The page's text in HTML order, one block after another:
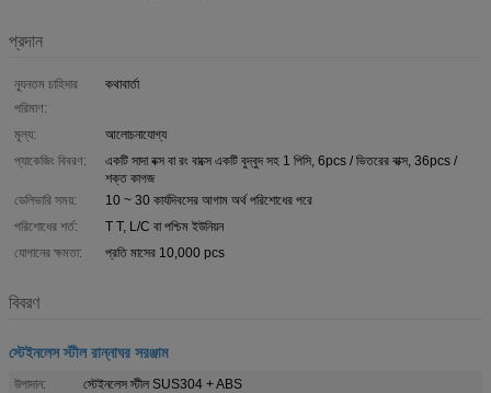
প্রদান
ন্যূনতম চাহিদার
পরিমাণ:
কথাবার্তা
মূল্য:
আলোচনাযোগ্য
প্যাকেজিং বিবরণ:
একটি সাদা বক্স বা রং বাক্সে একটি বুদ্বুদ সহ 1 পিসি, 6pcs / ভিতরের বাক্স, 36pcs /
শক্ত কাগজ
ডেলিভারি সময়:
10 ~ 30 কার্যদিবসের আগাম অর্থ পরিশোধের পরে
পরিশোধের শর্ত:
T T, L/C বা পশ্চিম ইউনিয়ন
যোগানের ক্ষমতা:
প্রতি মাসের 10,000 pcs
বিবরণ
স্টেইনলেস স্টীল রান্নাঘর সরঞ্জাম
উপাদান:
স্টেইনলেস স্টীল SUS304 + ABS